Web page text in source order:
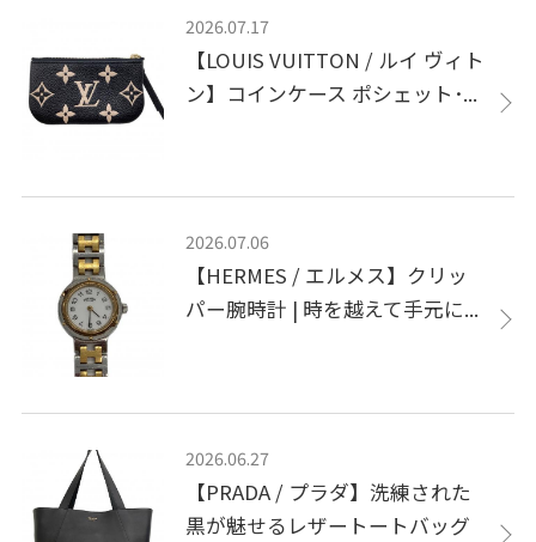
2026.07.17
【LOUIS VUITTON / ルイ ヴィト
ン】コインケース ポシェット･...
2026.07.06
【HERMES / エルメス】クリッ
パー腕時計 | 時を越えて手元に...
2026.06.27
【PRADA / プラダ】洗練された
黒が魅せるレザートートバッグ